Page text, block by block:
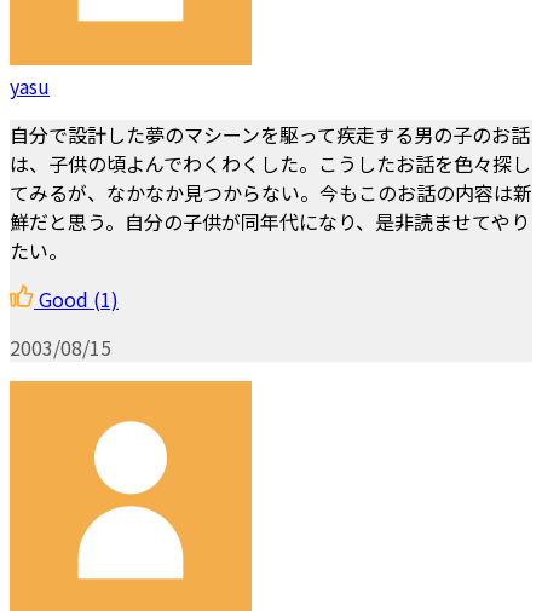
yasu
自分で設計した夢のマシーンを駆って疾走する男の子のお話
は、子供の頃よんでわくわくした。こうしたお話を色々探し
てみるが、なかなか見つからない。今もこのお話の内容は新
鮮だと思う。自分の子供が同年代になり、是非読ませてやり
たい。
Good (1)
2003/08/15